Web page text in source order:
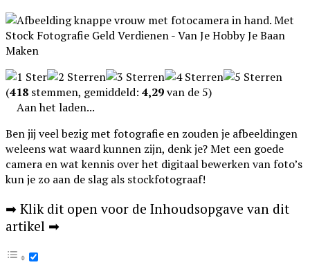
(418 stemmen, gemiddeld: 4,29van de 5)
Aan het laden...
Ben jij veel bezig met fotografie en zouden je afbeeldingen
weleens wat waard kunnen zijn, denk je? Met een goede
camera en wat kennis over het digitaal bewerken van foto’s
kun je zo aan de slag als stockfotograaf!
➡ Klik dit open voor de Inhoudsopgave van dit
artikel ➡